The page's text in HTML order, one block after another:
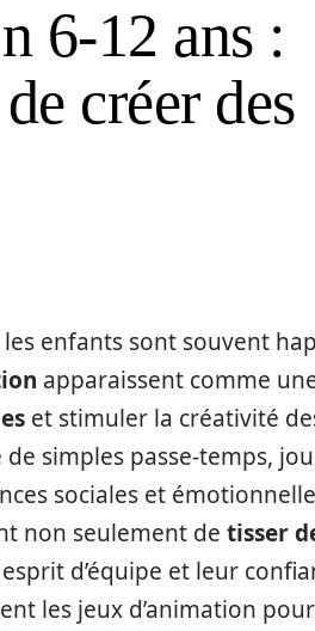
6-12 ans :
créer des
les enfants sont souvent
apparaissent comme
et stimuler la créativité
de simples passe-temps,
sociales et
non seulement de tisser
d’équipe et leur
les jeux d’animation